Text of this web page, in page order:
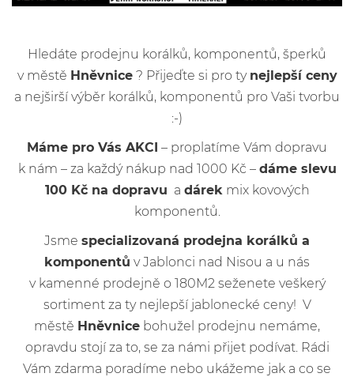
Hledáte prodejnu korálků, komponentů, šperků
v městě Hněvnice? Přijeďte si pro ty nejlepší ceny
a nejširší výběr korálků, komponentů pro Vaši tvorbu
:-)
Máme pro Vás AKCI – proplatíme Vám dopravu
k nám – za každý nákup nad 1000 Kč – dáme slevu
100 Kč na dopravu a dárek mix kovových
komponentů.
Jsme specializovaná prodejna korálků a
komponentů v Jablonci nad Nisou a u nás
v kamenné prodejně o 180M2 seženete veškerý
sortiment za ty nejlepší jablonecké ceny! V
městě Hněvnice bohužel prodejnu nemáme,
opravdu stojí za to, se za námi přijet podívat. Rádi
Vám zdarma poradíme nebo ukážeme jak a co se